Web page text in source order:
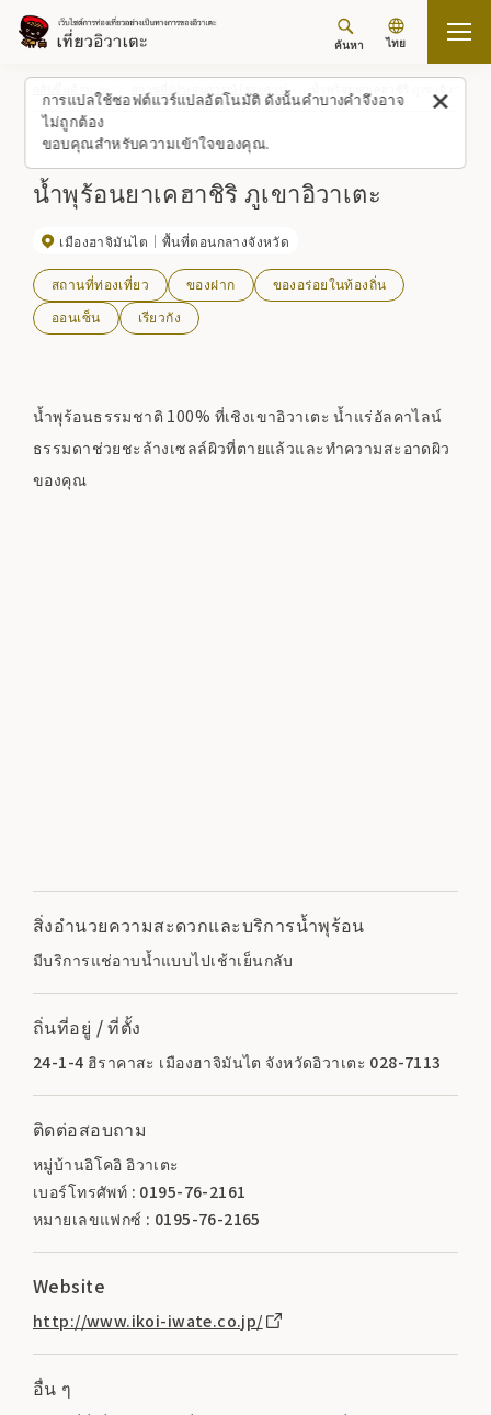
การแปลใช้ซอฟต์แวร์แปลอัตโนมัติ ดังนั้นคำบางคำจึงอาจ
ไม่ถูกต้อง
ขอบคุณสำหรับความเข้าใจของคุณ.
ค้นหา ไทย
กลับขึ้นด้านบน สถานที่/ประสบการณ์ (รายการ)
น้ำพุร้อนยาเคฮาชิริ ภูเขาอิวาเตะ
เมืองฮาจิมันไต พื้นที่ตอนกลางจังหวัด
สถานที่ท่องเที่ยว ของฝาก
ของอร่อยในท้องถิ่น
ออนเซ็น
เรียวกัง
น้ำพุร้อนธรรมชาติ 100% ที่เชิงเขาอิวาเตะ น้ำแร่อัลคาไลน์
ธรรมดาช่วยชะล้างเซลล์ผิวที่ตายแล้วและทำความสะอาดผิว
ของคุณ
สิ่งอำนวยความสะดวกและบริการน้ำพุร้อน
มีบริการแช่อาบน้ำแบบไปเช้าเย็นกลับ
ถิ่นที่อยู่ / ที่ตั้ง
24-1-4 ฮิราคาสะ เมืองฮาจิมันไต จังหวัดอิวาเตะ 028-7113
ติดต่อสอบถาม
หมู่บ้านอิโคอิ อิวาเตะ
เบอร์โทรศัพท์ : 0195-76-2161
หมายเลขแฟกซ์ : 0195-76-2165
Website
http://www.ikoi-iwate.co.jp/
อื่น ๆ